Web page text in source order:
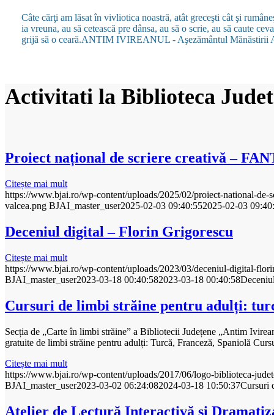
Câte cărţi am lăsat în vivliotica noastră, atât greceşti cât şi
ia vreuna, au să cetească pre dânsa, au să o scrie, au să caute
grijă să o ceară.ANTIM IVIREANUL - Aşezământul Mănăstirii
Activitati la Biblioteca
Proiect național de scriere creativă –
Citește mai mult
https://www.bjai.ro/wp-content/uploads/2025/02/proiect-national-de-
valcea.png BJAI_master_user2025-02-03 09:40:552025-02-03
Deceniul digital – Florin Grigorescu
Citește mai mult
https://www.bjai.ro/wp-content/uploads/2023/03/deceniul-digital-
BJAI_master_user2023-03-18 00:40:582023-03-18 00:40:58
Cursuri de limbi străine pentru adulți:
Secția de „Carte în limbi străine” a Bibliotecii Județene „Antim
gratuite de limbi străine pentru adulți: Turcă, Franceză, Spaniolă
Citește mai mult
https://www.bjai.ro/wp-content/uploads/2017/06/logo-biblioteca-
BJAI_master_user2023-03-02 06:24:082024-03-18 10:50:37Cursuri
Atelier de Lectură Interactivă și